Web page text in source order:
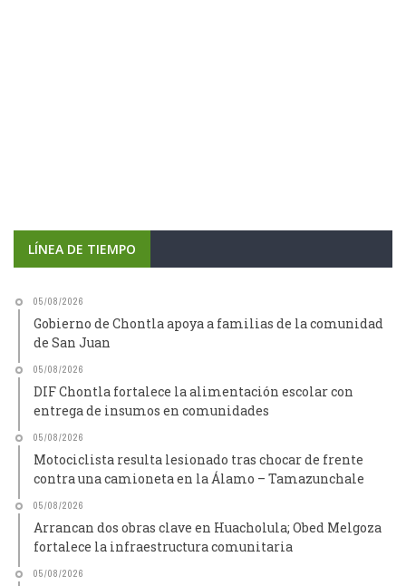
LÍNEA DE TIEMPO
05/08/2026
Gobierno de Chontla apoya a familias de la comunidad
de San Juan
05/08/2026
DIF Chontla fortalece la alimentación escolar con
entrega de insumos en comunidades
05/08/2026
Motociclista resulta lesionado tras chocar de frente
contra una camioneta en la Álamo – Tamazunchale
05/08/2026
Arrancan dos obras clave en Huacholula; Obed Melgoza
fortalece la infraestructura comunitaria
05/08/2026